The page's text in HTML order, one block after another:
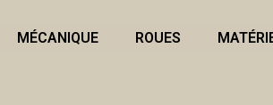
MÉCANIQUE ROUES